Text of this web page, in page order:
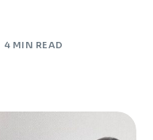
4 MIN READ